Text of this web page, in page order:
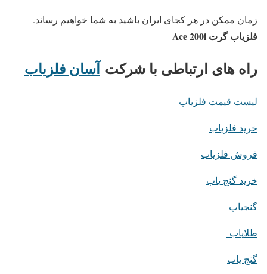
زمان ممکن در هر کجای ایران باشید به شما خواهیم رساند.
فلزیاب گرت Ace 200i
راه های ارتباطی با شرکتآسان فلزیاب
لیست قیمت فلزیاب
خرید فلزیاب
فروش فلزیاب
خرید گنج یاب
گنجیاب
طلایاب
گنج یاب